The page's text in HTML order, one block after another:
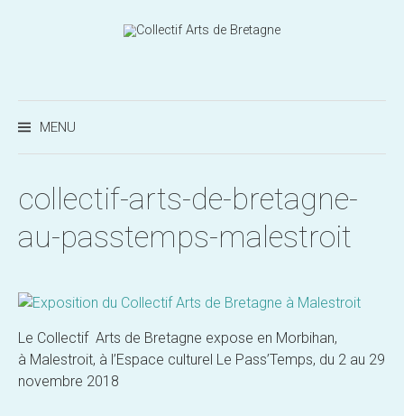
MENU
collectif-arts-de-bretagne-
au-passtemps-malestroit
Le Collectif Arts de Bretagne expose en Morbihan,
à Malestroit, à l’Espace culturel Le Pass’Temps, du 2 au 29
novembre 2018